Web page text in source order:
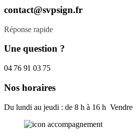
contact@svpsign.fr
Réponse rapide
Une question ?
04 76 91 03 75
Nos horaires
Du lundi au jeudi : de 8 h à 16 h